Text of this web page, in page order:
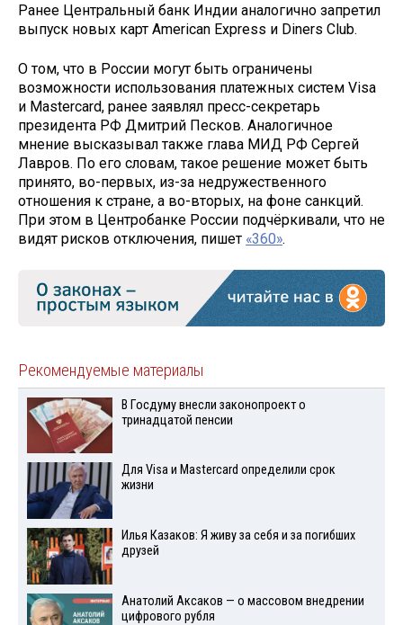
Ранее Центральный банк Индии аналогично запретил
выпуск новых карт American Express и Diners Club.
О том, что в России могут быть ограничены
возможности использования платежных систем Visa
и Mastercard, ранее заявлял пресс-секретарь
президента РФ Дмитрий Песков. Аналогичное
мнение высказывал также глава МИД РФ Сергей
Лавров. По его словам, такое решение может быть
принято, во-первых, из-за недружественного
отношения к стране, а во-вторых, на фоне санкций.
При этом в Центробанке России подчёркивали, что не
видят рисков отключения, пишет «360».
Рекомендуемые материалы
В Госдуму внесли законопроект о
тринадцатой пенсии
Для Visа и Mastercard определили срок
жизни
Илья Казаков: Я живу за себя и за погибших
друзей
Анатолий Аксаков — о массовом внедрении
цифрового рубля